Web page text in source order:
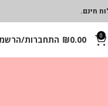
0
₪0.00 התחברות/